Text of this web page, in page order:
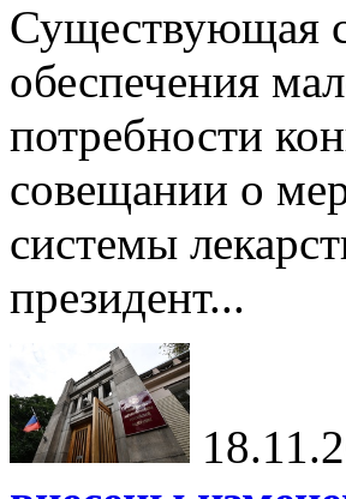
Существующая
обеспечения
потребности
совещании о
системы
президент...